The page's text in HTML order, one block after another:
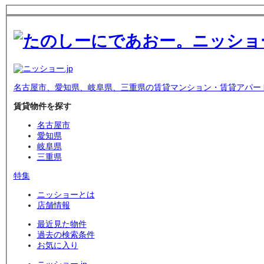
名古屋市、愛知県、岐阜県、三重県の賃貸マンション・賃貸アパー
賃貸物件を探す
名古屋市
愛知県
岐阜県
三重県
特集
ニッショーとは
店舗情報
最近見た物件
過去の検索条件
お気に入り